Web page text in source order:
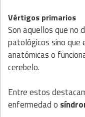
Vértigos primarios
Son aquellos que no
patológicos sino que
anatómicas o
cerebelo.
Entre estos
enfermedad o